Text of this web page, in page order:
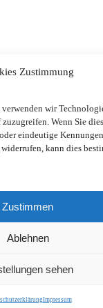
Zustimmung
wir
Wenn Sie
eindeutige
kann dies
Zustimmen
Ablehnen
sehen
Impressum